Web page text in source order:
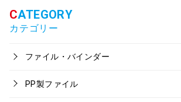
カテゴリー
ファイル・バインダー
PP製ファイル